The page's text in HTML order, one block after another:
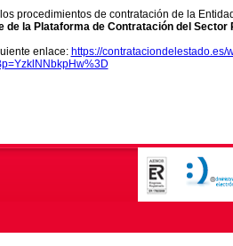
procedimientos de contratación de la
de la Plataforma de Contratación del Sector
enlace: https://contrataciondelestado.es/